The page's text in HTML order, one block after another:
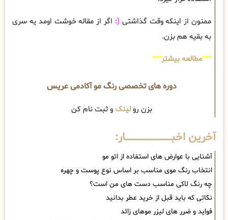
ممنون از اینکه وقت گذاشتی(: اگر از مقاله خوشت اومد یه سری
به بقیه هم بزن.
***مطالعه بیشتر***
دوره های تخصصی رنگ مو آکادمی عریس
بزن رولینکو ثبت نام کن
آخرین اخبــــــــــــــــــــــــــــــار:
آشنایی با عوارض های استفاده از اتو مو
انتخاب رنگ موی مناسب بر اساس نوع پوست و چهره
چه رنگ لاکی مناسب دست های من است؟
نکاتی که باید قبل از خرید عطر بدانید
فواید و ضرر های لیزر موهای زائد